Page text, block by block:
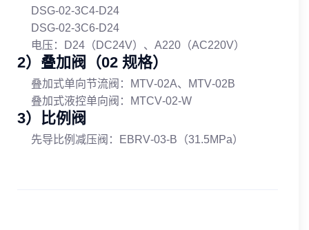
DSG‑02‑3C4‑D24
DSG‑02‑3C6‑D24
电压：D24（DC24V）、A220（AC220V）
2）叠加阀（02 规格）
叠加式单向节流阀：MTV‑02A、MTV‑02B
叠加式液控单向阀：MTCV‑02‑W
3）比例阀
先导比例减压阀：EBRV‑03‑B（31.5MPa）